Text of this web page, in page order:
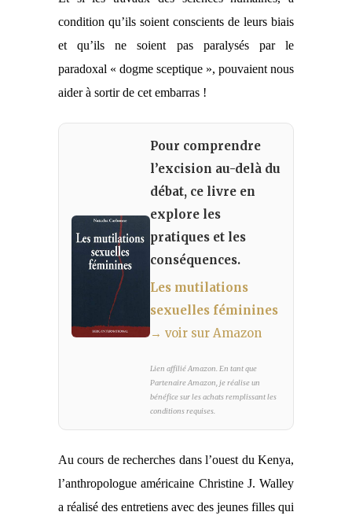
condition qu’ils soient conscients de leurs biais
et qu’ils ne soient pas paralysés par le
paradoxal « dogme sceptique », pouvaient nous
aider à sortir de cet embarras !
Pour comprendre
l’excision au-delà du
débat, ce livre en
explore les
pratiques et les
conséquences.
Les mutilations
sexuelles féminines
→ voir sur Amazon
Lien affilié Amazon. En tant que
Partenaire Amazon, je réalise un
bénéfice sur les achats remplissant les
conditions requises.
Au cours de recherches dans l’ouest du Kenya,
l’anthropologue américaine Christine J. Walley
a réalisé des entretiens avec des jeunes filles qui